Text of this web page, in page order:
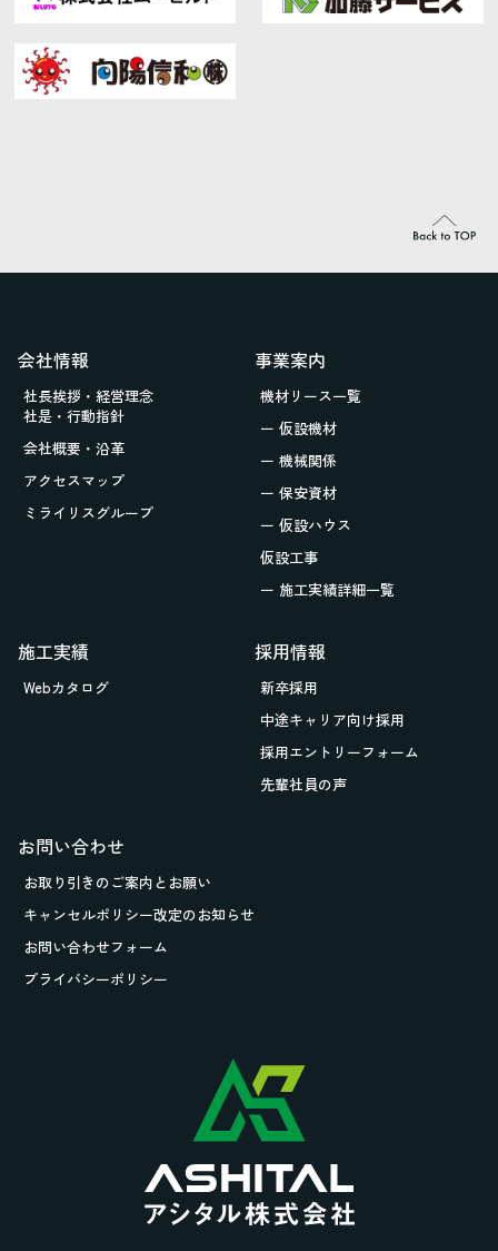
会社情報
社長挨拶・経営理念
社是・行動指針
会社概要・沿革
アクセスマップ
ミライリスグループ
事業案内
機材リース一覧
ー 仮設機材
ー 機械関係
ー 保安資材
ー 仮設ハウス
仮設工事
ー 施工実績詳細一覧
施工実績
Webカタログ
採用情報
新卒採用
中途キャリア向け採用
採用エントリーフォーム
先輩社員の声
お問い合わせ
お取り引きのご案内とお願い
キャンセルポリシー改定のお知らせ
お問い合わせフォーム
プライバシーポリシー